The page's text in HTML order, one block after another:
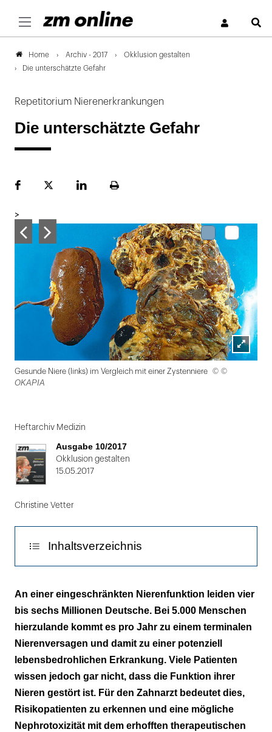
Home Archiv - 2017
Okklusion gestalten
Die unterschätzte Gefahr
Repetitorium Nierenerkrankungen
Die unterschätzte Gefahr
FacebookPlattformLinekdInSeite
>
Lightbox
Gesunde Niere (links) im Vergleich mit einer Zystenniere
© ©
OKAPIA
1
von
2
Heftarchiv Medizin
Ausgabe 10/2017
Okklusion gestalten
15.05.2017
Christine Vetter
Inhaltsverzeichnis
Harnleiter- und Nierensteine
Die Pyelonephritis
Die Glomerulonephritis
Akutes Nierenversagen
An einer eingeschränkten Nierenfunktion leiden vier
bis sechs Millionen Deutsche. Bei 5.000 Menschen
hierzulande kommt es pro Jahr zu einem terminalen
Nierenversagen und damit zu einer potenziell
lebensbedrohlichen Erkrankung. Viele Patienten
wissen jedoch gar nicht, dass die Funktion ihrer
Nieren gestört ist. Für den Zahnarzt bedeutet dies,
Risikopatienten zu erkennen und eine mögliche
Nephrotoxizität mit dem erhofften therapeutischen